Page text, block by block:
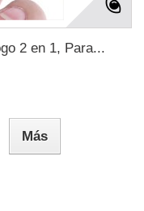
2 en 1, Para...
Más